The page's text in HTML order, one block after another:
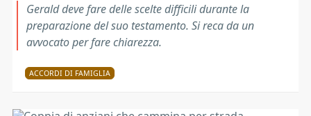
Gerald deve fare delle scelte difficili durante la
preparazione del suo testamento. Si reca da un
avvocato per fare chiarezza.
ACCORDI DI FAMIGLIA